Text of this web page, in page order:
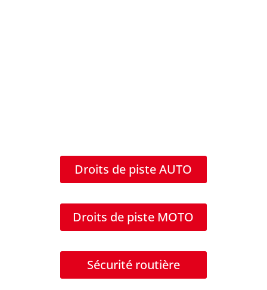
Droits de piste AUTO
Droits de piste MOTO
Sécurité routière